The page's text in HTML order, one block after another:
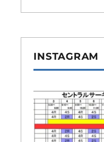
INSTAGRAM